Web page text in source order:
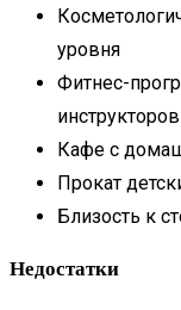
уровня
Фитнес-
инструкторов
Кафе с
Прокат
Близость к
Недостатки